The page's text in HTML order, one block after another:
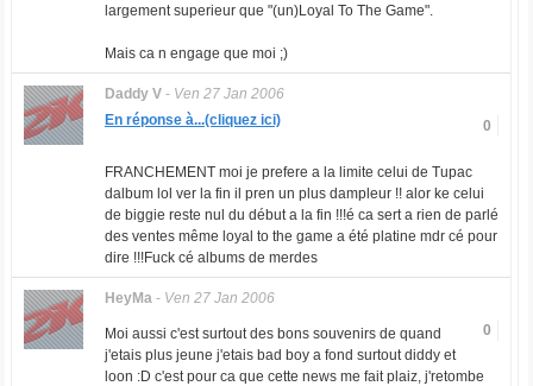
largement superieur que "(un)Loyal To The Game".
Mais ca n engage que moi ;)
Daddy V- Ven 27 Jan 2006
0
En réponse à...(cliquez ici)
FRANCHEMENT moi je prefere a la limite celui de Tupac
dalbum lol ver la fin il pren un plus dampleur !! alor ke celui
de biggie reste nul du début a la fin !!!é ca sert a rien de parlé
des ventes même loyal to the game a été platine mdr cé pour
dire !!!Fuck cé albums de merdes
HeyMa- Ven 27 Jan 2006
0
Moi aussi c'est surtout des bons souvenirs de quand
j'etais plus jeune j'etais bad boy a fond surtout diddy et
loon :D c'est pour ca que cette news me fait plaiz, j'retombe